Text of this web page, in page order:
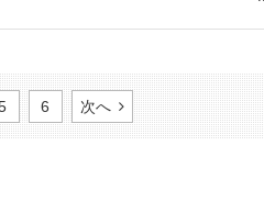
6 次へ